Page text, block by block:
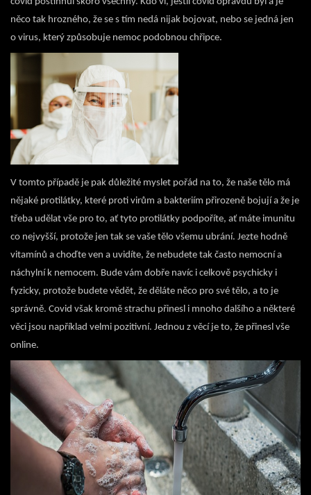
něco tak hrozného, že se s tím nedá nijak bojovat, nebo se jedná jen
o virus, který způsobuje nemoc podobnou chřipce.
V tomto případě je pak důležité myslet pořád na to, že naše tělo má
nějaké protilátky, které proti virům a bakteriím přirozeně bojují a že je
třeba udělat vše pro to, ať tyto protilátky podpoříte, ať máte imunitu
co nejvyšší, protože jen tak se vaše tělo všemu ubrání. Jezte hodně
vitamínů a choďte ven a uvidíte, že nebudete tak často nemocní a
náchylní k nemocem. Bude vám dobře navíc i celkově psychicky i
fyzicky, protože budete vědět, že děláte něco pro své tělo, a to je
správně. Covid však kromě strachu přinesl i mnoho dalšího a některé
věci jsou například velmi pozitivní. Jednou z věcí je to, že přinesl vše
online.